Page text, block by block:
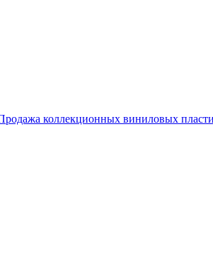
коллекционных виниловых